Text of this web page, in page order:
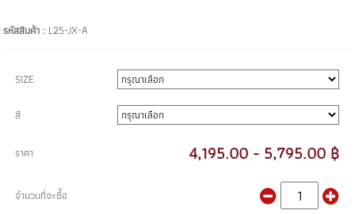
รหัสสินค้า : L25-JX-A
SIZE
สี
ราคา 4,195.00 - 5,795.00 ฿
จำนวนที่จะซื้อ